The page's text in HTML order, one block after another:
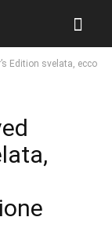
Edition svelata, ecco